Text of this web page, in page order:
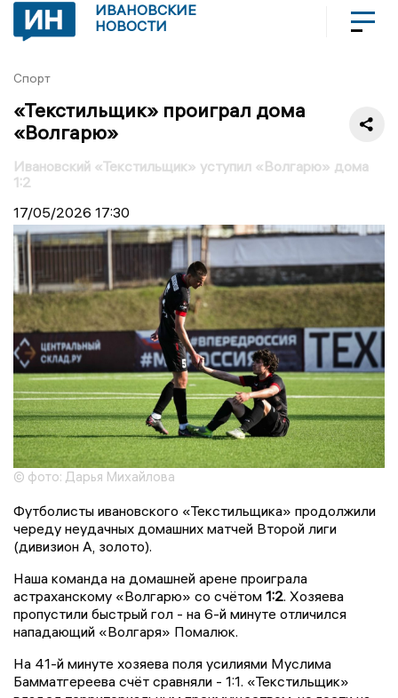
ИВАНОВСКИЕ
НОВОСТИ
Спорт
«Текстильщик» проиграл дома
«Волгарю»
Ивановский «Текстильщик» уступил «Волгарю» дома
1:2
17/05/2026 17:30
© фото: Дарья Михайлова
Футболисты ивановского «Текстильщика» продолжили
череду неудачных домашних матчей Второй лиги
(дивизион А, золото).
Наша команда на домашней арене проиграла
астраханскому «Волгарю» со счётом 1:2. Хозяева
пропустили быстрый гол - на 6-й минуте отличился
нападающий «Волгаря» Помалюк.
На 41-й минуте хозяева поля усилиями Муслима
Бамматгереева счёт сравняли - 1:1. «Текстильщик»